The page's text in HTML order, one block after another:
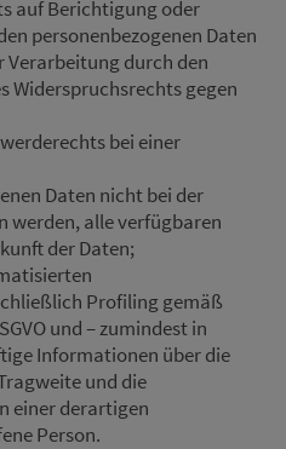
auf Berichtigung oder
personenbezogenen Daten
Verarbeitung durch den
Widerspruchsrechts gegen
bei einer
Daten nicht bei der
werden, alle verfügbaren
der Daten;
Profiling gemäß
und – zumindest in
Informationen über die
und die
einer derartigen
Person.